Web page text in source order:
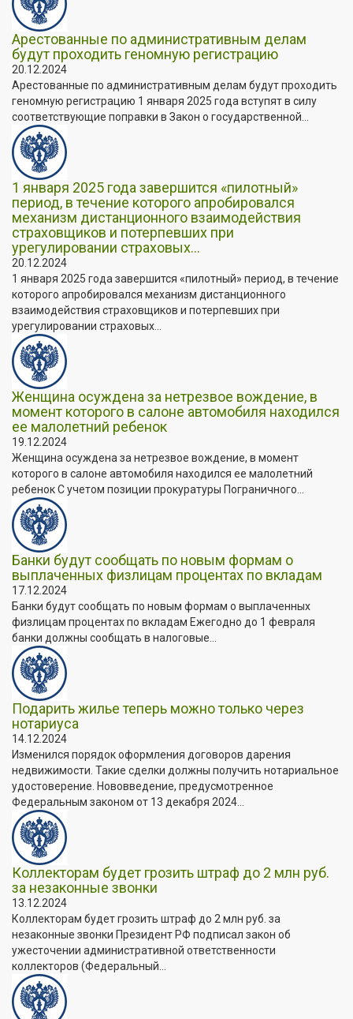
Арестованные по административным делам
будут проходить геномную регистрацию
20.12.2024
Арестованные по административным делам будут проходить
геномную регистрацию 1 января 2025 года вступят в силу
соответствующие поправки в Закон о государственной...
1 января 2025 года завершится «пилотный»
период, в течение которого апробировался
механизм дистанционного взаимодействия
страховщиков и потерпевших при
урегулировании страховых...
20.12.2024
1 января 2025 года завершится «пилотный» период, в течение
которого апробировался механизм дистанционного
взаимодействия страховщиков и потерпевших при
урегулировании страховых...
Женщина осуждена за нетрезвое вождение, в
момент которого в салоне автомобиля находился
ее малолетний ребенок
19.12.2024
Женщина осуждена за нетрезвое вождение, в момент
которого в салоне автомобиля находился ее малолетний
ребенок С учетом позиции прокуратуры Пограничного...
Банки будут сообщать по новым формам о
выплаченных физлицам процентах по вкладам
17.12.2024
Банки будут сообщать по новым формам о выплаченных
физлицам процентах по вкладам Ежегодно до 1 февраля
банки должны сообщать в налоговые...
Подарить жилье теперь можно только через
нотариуса
14.12.2024
Изменился порядок оформления договоров дарения
недвижимости. Такие сделки должны получить нотариальное
удостоверение. Нововведение, предусмотренное
Федеральным законом от 13 декабря 2024...
Коллекторам будет грозить штраф до 2 млн руб.
за незаконные звонки
13.12.2024
Коллекторам будет грозить штраф до 2 млн руб. за
незаконные звонки Президент РФ подписал закон об
ужесточении административной ответственности
коллекторов (Федеральный...